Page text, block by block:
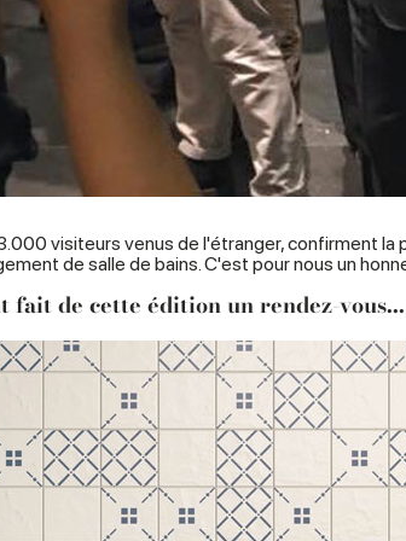
visiteurs venus de l'étranger, confirment la
de salle de bains. C'est pour nous un
de cette édition un rendez-vous...